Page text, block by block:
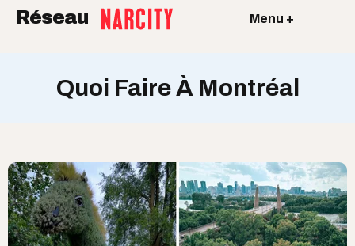
Réseau Menu +
Quoi Faire À Montréal